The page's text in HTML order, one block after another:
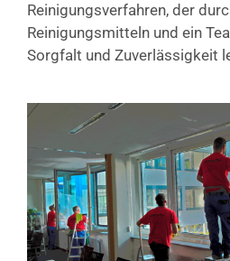
Reinigungsverfahren, der
Reinigungsmitteln und ein
Sorgfalt und Zuverlässigkeit